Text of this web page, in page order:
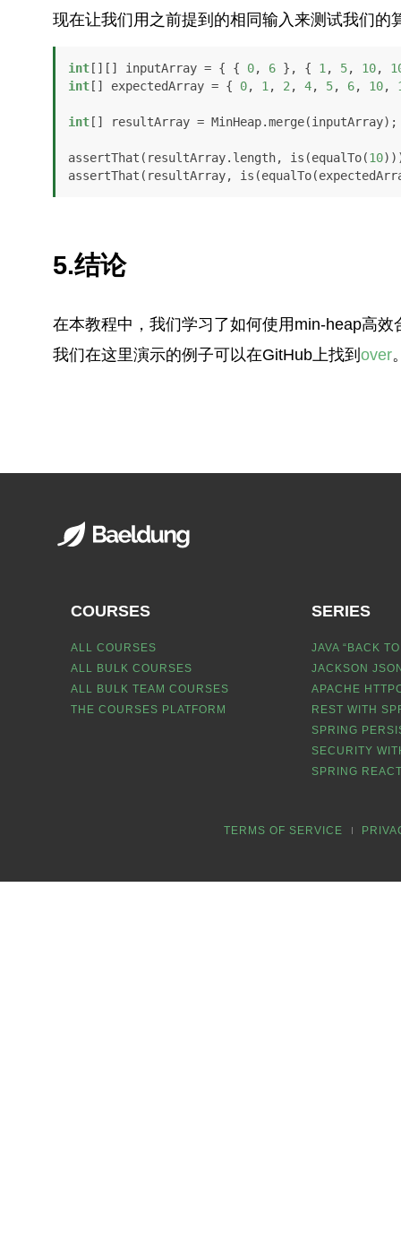
现在让我们用之前提到的相同输入来测试我们的
int[][] inputArray = { { 0, 6 }, { 1, 5, 10,
int[] expectedArray = { 0, 1, 2, 4, 5, 6, 10,
int[] resultArray = MinHeap.merge(inputArray);
assertThat(resultArray.length, is(equalTo(10
assertThat(resultArray,
5.结论
在本教程中，我们学习了如何使用min-heap高效
我们在这里演示的例子可以在GitHub上找到 over
COURSES
ALL COURSES
ALL BULK COURSES
ALL BULK TEAM COURSES
THE COURSES PLATFORM
SERIES
JAVA “BACK
JACKSON
APACHE
REST WITH
SPRING
SECURITY
SPRING
TERMS OF SERVICE